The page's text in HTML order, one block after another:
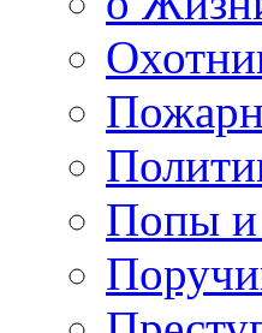
Попы